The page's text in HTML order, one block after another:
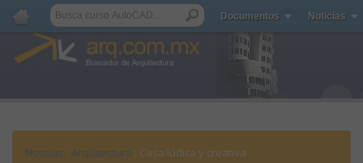
Documentos Noticias
Noticias : Arquitectura : Casa lúdica y creativa